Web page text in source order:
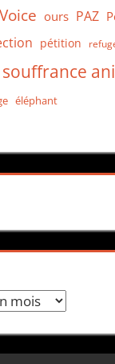
ours PAZ
pétition
souffrance
éléphant